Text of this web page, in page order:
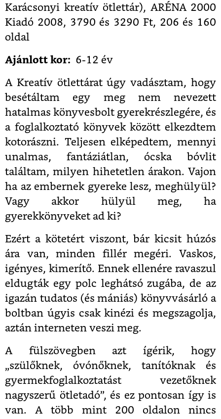
Karácsonyi kreatív ötlettár), ARÉNA 2000
Kiadó 2008, 3790 és 3290 Ft, 206 és 160
oldal
Ajánlott kor: 6-12 év
A Kreatív ötlettárat úgy vadásztam, hogy
besétáltam egy meg nem nevezett
hatalmas könyvesbolt gyerekrészlegére, és
a foglalkoztató könyvek között elkezdtem
kotorászni. Teljesen elképedtem, mennyi
unalmas, fantáziátlan, ócska bóvlit
találtam, milyen hihetetlen árakon. Vajon
ha az embernek gyereke lesz, meghülyül?
Vagy akkor hülyül meg, ha
gyerekkönyveket ad ki?
Ezért a kötetért viszont, bár kicsit húzós
ára van, minden fillér megéri. Vaskos,
igényes, kimerítő. Ennek ellenére ravaszul
eldugták egy polc leghátsó zugába, de az
igazán tudatos (és mániás) könyvvásárló a
boltban úgyis csak kinézi és megszagolja,
aztán interneten veszi meg.
A fülszövegben azt ígérik, hogy
„szülőknek, óvónőknek, tanítóknak és
gyermekfoglalkoztatást vezetőknek
nagyszerű ötletadó”, és ez pontosan így is
van. A több mint 200 oldalon nincs